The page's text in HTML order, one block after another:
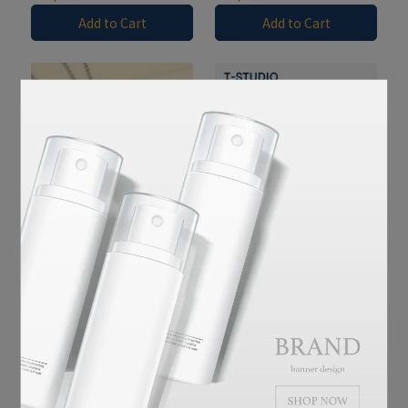
Add to Cart Add to Cart
你/妳 是最亮眼的一位
PAR.T｜寶石彩虹項鍊
Add to Cart
Both panties and shorts
designed in one piece !
MARS ｜ Boxer Shorts-
copy-copy-copy-copy
NT$450